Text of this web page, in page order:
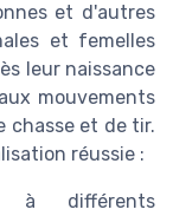
et d'autres
et femelles
leur naissance
mouvements
chasse et de tir.
réussie :
à différents